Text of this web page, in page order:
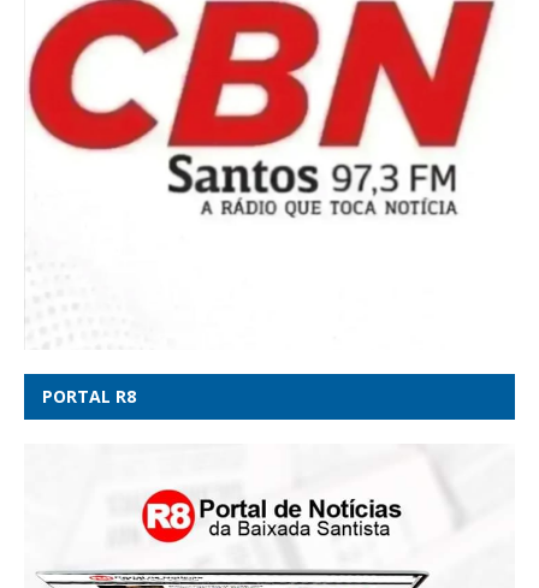
PORTAL R8